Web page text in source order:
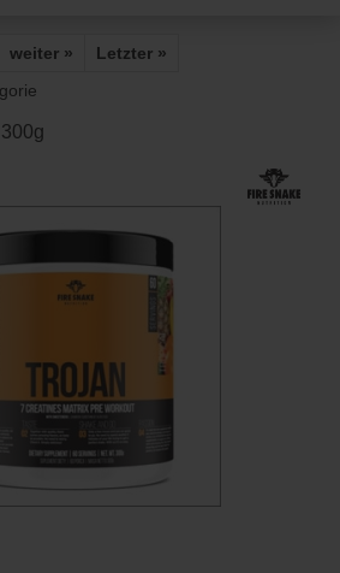
weiter »
Letzter »